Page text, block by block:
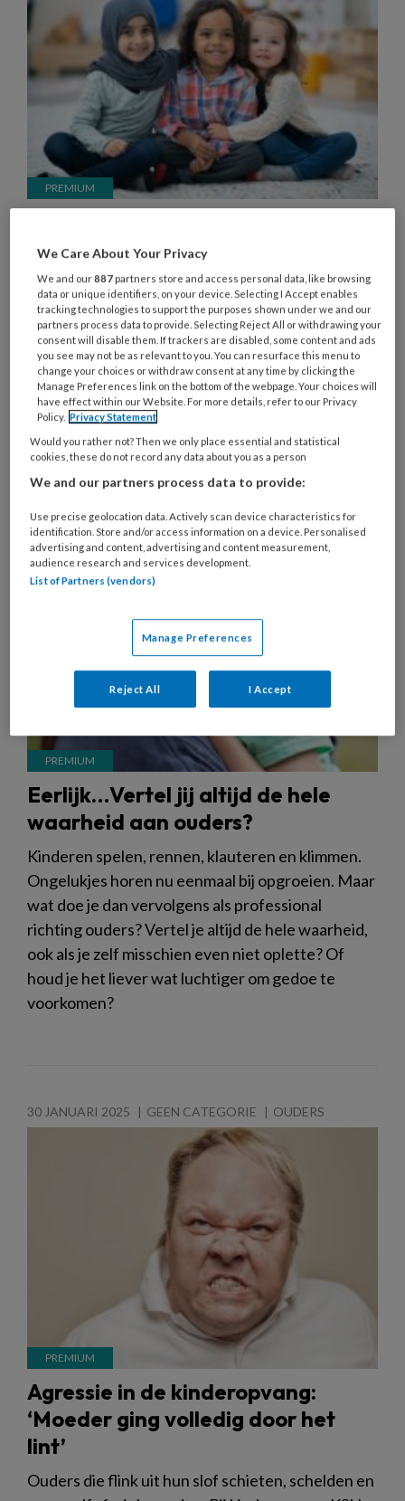
je daarmee om?
Kerst, Suikerfeest, Divali en Chanoeka. In de
kinderopvang kom je allerlei feestdagen vanuit
verschillende geloven tegen. Al die religies en
verschillend achtergronden zijn leuk, maar hoe
zorg je dat elk kind zich gezien, gerespecteerd en
welkom voelt ongeacht achtergrond of geloof?
6 OKTOBER 2025 NIEUWS OUDERS
Eerlijk…Vertel jij altijd de hele
waarheid aan ouders?
Kinderen spelen, rennen, klauteren en klimmen.
Ongelukjes horen nu eenmaal bij opgroeien. Maar
wat doe je dan vervolgens als professional
richting ouders? Vertel je altijd de hele waarheid,
ook als je zelf misschien even niet oplette? Of
houd je het liever wat luchtiger om gedoe te
voorkomen?
30 JANUARI 2025 GEEN CATEGORIE OUDERS
Agressie in de kinderopvang:
‘Moeder ging volledig door het
lint’
Ouders die flink uit hun slof schieten, schelden en
We Care About Your Privacy
We and our887 partners store and access personal data, like browsing
data or unique identifiers, on your device. Selecting I Accept enables
tracking technologies to support the purposes shown under we and our
partners process data to provide. Selecting Reject All or withdrawing your
consent will disable them. If trackers are disabled, some content and ads
you see may not be as relevant to you. You can resurface this menu to
change your choices or withdraw consent at any time by clicking the
Manage Preferences link on the bottom of the webpage. Your choices will
have effect within our Website. For more details, refer to our Privacy
Policy. Privacy Statement
Would you rather not? Then we only place essential and statistical
cookies, these do not record any data about you as a person
We and our partners process data to provide:
Use precise geolocation data. Actively scan device characteristics for
identification. Store and/or access information on a device. Personalised
advertising and content, advertising and content measurement,
audience research and services development.
List of Partners (vendors)
Manage Preferences
Reject All I Accept